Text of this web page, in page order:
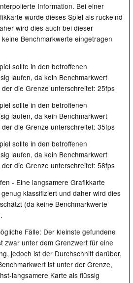
Information. Bei einer
wurde dieses Spiel als ruckelnd
wird dies auch bei dieser
Benchmarkwerte eingetragen
sollte in den betroffenen
laufen, da kein Benchmarkwert
die Grenze unterschreitet: 25fps
sollte in den betroffenen
laufen, da kein Benchmarkwert
die Grenze unterschreitet: 35fps
sollte in den betroffenen
laufen, da kein Benchmarkwert
die Grenze unterschreitet: 58fps
- Eine langsamere Grafikkarte
klassifiziert und daher wird dies
(da keine Benchmarkwerte
Fälle: Der kleinste gefundene
zwar unter dem Grenzwert für eine
jedoch ist der Durchschnitt darüber.
ist unter der Grenze,
langsamere Karte als flüssig